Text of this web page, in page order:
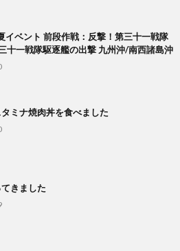
イベント 前段作戦：反撃！第三十一戦隊
十一戦隊駆逐艦の出撃 九州沖/南西諸島沖
ミナ焼肉丼を食べました
きました